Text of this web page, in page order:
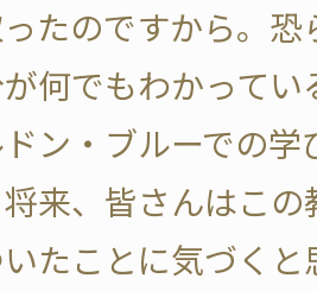
たのですから。
何でもわかって
ン・ブルーでの
来、皆さんはこ
たことに気づく